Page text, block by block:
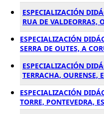
ESPECIALIZACIÓN
RUA DE VALDEORRAS,
ESPECIALIZACIÓN
SERRA DE OUTES, A
ESPECIALIZACIÓN
TERRACHA, OURENSE,
ESPECIALIZACIÓN
TORRE, PONTEVEDRA,